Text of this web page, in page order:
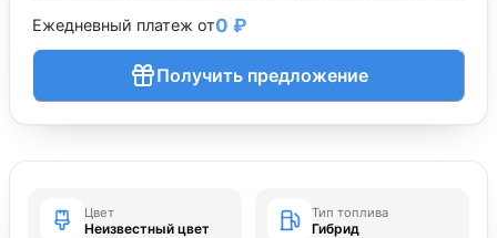
Ежедневный платеж от0 ₽
Получить предложение
Цвет
Неизвестный цвет
Тип топлива
Гибрид